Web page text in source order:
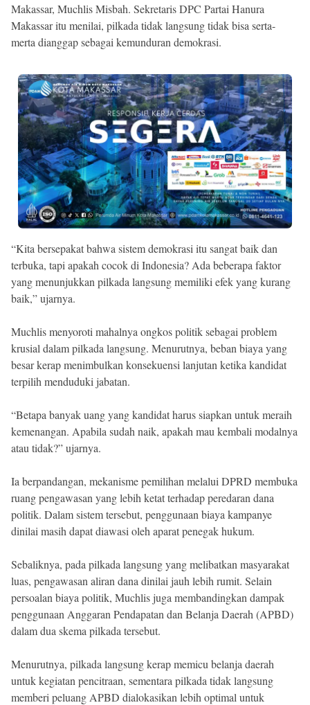
Makassar, Muchlis Misbah. Sekretaris DPC Partai Hanura
Makassar itu menilai, pilkada tidak langsung tidak bisa serta-
merta dianggap sebagai kemunduran demokrasi.
“Kita bersepakat bahwa sistem demokrasi itu sangat baik dan
terbuka, tapi apakah cocok di Indonesia? Ada beberapa faktor
yang menunjukkan pilkada langsung memiliki efek yang kurang
baik,” ujarnya.
Muchlis menyoroti mahalnya ongkos politik sebagai problem
krusial dalam pilkada langsung. Menurutnya, beban biaya yang
besar kerap menimbulkan konsekuensi lanjutan ketika kandidat
terpilih menduduki jabatan.
“Betapa banyak uang yang kandidat harus siapkan untuk meraih
kemenangan. Apabila sudah naik, apakah mau kembali modalnya
atau tidak?” ujarnya.
Ia berpandangan, mekanisme pemilihan melalui DPRD membuka
ruang pengawasan yang lebih ketat terhadap peredaran dana
politik. Dalam sistem tersebut, penggunaan biaya kampanye
dinilai masih dapat diawasi oleh aparat penegak hukum.
Sebaliknya, pada pilkada langsung yang melibatkan masyarakat
luas, pengawasan aliran dana dinilai jauh lebih rumit. Selain
persoalan biaya politik, Muchlis juga membandingkan dampak
penggunaan Anggaran Pendapatan dan Belanja Daerah (APBD)
dalam dua skema pilkada tersebut.
Menurutnya, pilkada langsung kerap memicu belanja daerah
untuk kegiatan pencitraan, sementara pilkada tidak langsung
memberi peluang APBD dialokasikan lebih optimal untuk